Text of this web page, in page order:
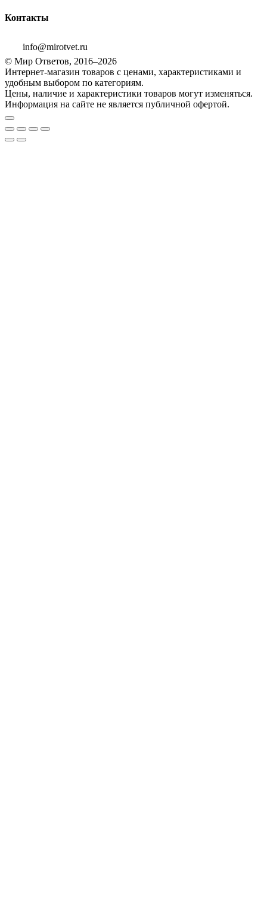
Контакты
info@mirotvet.ru
© Мир Ответов, 2016–2026
Интернет-магазин товаров с ценами, характеристиками и
удобным выбором по категориям.
Цены, наличие и характеристики товаров могут изменяться.
Информация на сайте не является публичной офертой.